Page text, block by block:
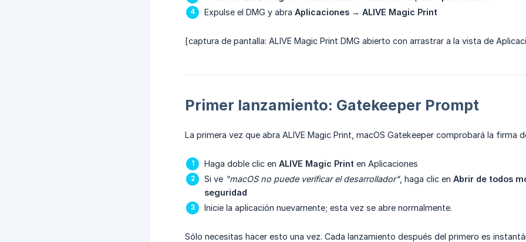
Expulse el DMG y abra Aplicaciones → ALIVE Magic Print
[captura de pantalla: ALIVE Magic Print DMG abierto con arrastrar a la vista de
Primer lanzamiento: Gatekeeper Prompt
La primera vez que abra ALIVE Magic Print, macOS Gatekeeper comprobará la firma
Haga doble clic en ALIVE Magic Print en Aplicaciones
Si ve "macOS no puede verificar el desarrollador", haga clic en Abrir de todos
seguridad
Inicie la aplicación nuevamente; esta vez se abre normalmente.
Sólo necesitas hacer esto una vez. Cada lanzamiento después del primero es